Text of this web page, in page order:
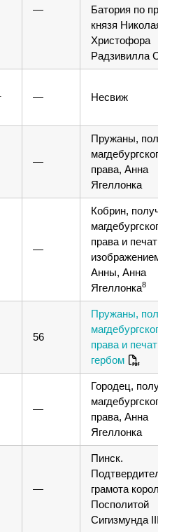
—
Батория по
князя Николая
Христофора
Радзивилла
— Несвиж
—
Пружаны,
магдебургского
права, Анна
Ягеллонка
—
Кобрин,
магдебургского
права и печати с
изображением св.
Анны, Анна
Ягеллонка8
56
Пружаны,
магдебургского
права и печати с
гербом
—
Городец,
магдебургского
права, Анна
Ягеллонка
—
Пинск.
грамота короля
Посполитой
Сигизмунда III